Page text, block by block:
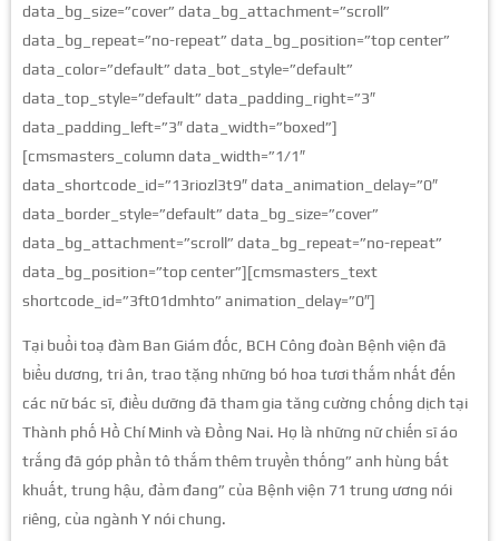
data_bg_size=”cover” data_bg_attachment=”scroll”
data_bg_repeat=”no-repeat” data_bg_position=”top center”
data_color=”default” data_bot_style=”default”
data_top_style=”default” data_padding_right=”3″
data_padding_left=”3″ data_width=”boxed”]
[cmsmasters_column data_width=”1/1″
data_shortcode_id=”13riozl3t9″ data_animation_delay=”0″
data_border_style=”default” data_bg_size=”cover”
data_bg_attachment=”scroll” data_bg_repeat=”no-repeat”
data_bg_position=”top center”][cmsmasters_text
shortcode_id=”3ft01dmhto” animation_delay=”0″]
Tại buổi toạ đàm Ban Giám đốc, BCH Công đoàn Bệnh viện đã
biểu dương, tri ân, trao tặng những bó hoa tươi thắm nhất đến
các nữ bác sĩ, điều dưỡng đã tham gia tăng cường chống dịch tại
Thành phố Hồ Chí Minh và Đồng Nai. Họ là những nữ chiến sĩ áo
trắng đã góp phần tô thắm thêm truyền thống” anh hùng bất
khuất, trung hậu, đảm đang” của Bệnh viện 71 trung ương nói
riêng, của ngành Y nói chung.